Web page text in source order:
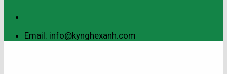
Email: info@kynghexanh.com